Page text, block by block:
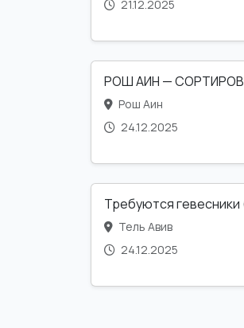
21.12.2025
РОШ АИН —
Рош Аин
24.12.2025
Требуются гевесники
Тель Авив
24.12.2025